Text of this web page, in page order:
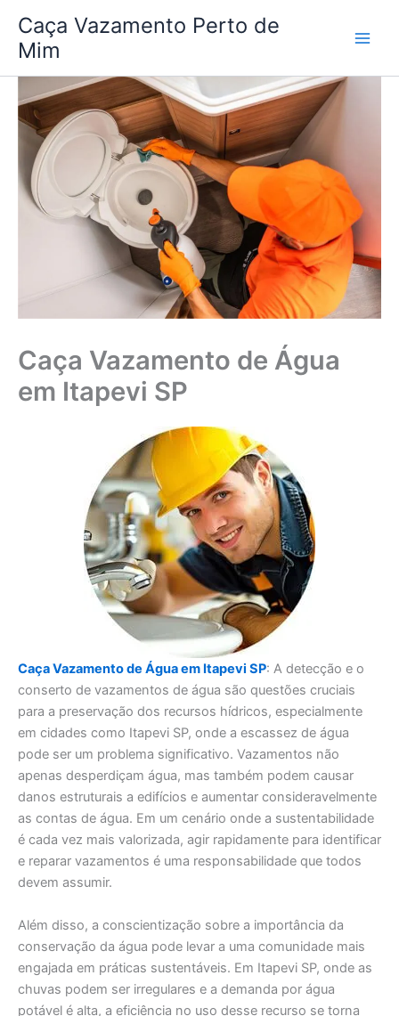
para
conteúdo
Caça Vazamento Perto de
Mim
Caça Vazamento de Água
em Itapevi SP
Caça Vazamento de Água em Itapevi SP: A detecção e o
conserto de vazamentos de água são questões cruciais
para a preservação dos recursos hídricos, especialmente
em cidades como Itapevi SP, onde a escassez de água
pode ser um problema significativo. Vazamentos não
apenas desperdiçam água, mas também podem causar
danos estruturais a edifícios e aumentar consideravelmente
as contas de água. Em um cenário onde a sustentabilidade
é cada vez mais valorizada, agir rapidamente para identificar
e reparar vazamentos é uma responsabilidade que todos
devem assumir.
Além disso, a conscientização sobre a importância da
conservação da água pode levar a uma comunidade mais
engajada em práticas sustentáveis. Em Itapevi SP, onde as
chuvas podem ser irregulares e a demanda por água
potável é alta, a eficiência no uso desse recurso se torna